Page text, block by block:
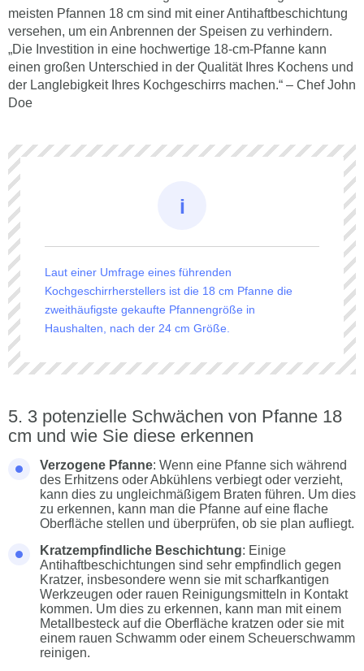
meisten Pfannen 18 cm sind mit einer Antihaftbeschichtung
versehen, um ein Anbrennen der Speisen zu verhindern.
„Die Investition in eine hochwertige 18-cm-Pfanne kann
einen großen Unterschied in der Qualität Ihres Kochens und
der Langlebigkeit Ihres Kochgeschirrs machen.“ – Chef John
Doe
Laut einer Umfrage eines führenden
Kochgeschirrherstellers ist die 18 cm Pfanne die
zweithäufigste gekaufte Pfannengröße in
Haushalten, nach der 24 cm Größe.
3 potenzielle Schwächen von Pfanne 18
cm und wie Sie diese erkennen
Verzogene Pfanne: Wenn eine Pfanne sich während
des Erhitzens oder Abkühlens verbiegt oder verzieht,
kann dies zu ungleichmäßigem Braten führen. Um dies
zu erkennen, kann man die Pfanne auf eine flache
Oberfläche stellen und überprüfen, ob sie plan aufliegt.
Kratzempfindliche Beschichtung: Einige
Antihaftbeschichtungen sind sehr empfindlich gegen
Kratzer, insbesondere wenn sie mit scharfkantigen
Werkzeugen oder rauen Reinigungsmitteln in Kontakt
kommen. Um dies zu erkennen, kann man mit einem
Metallbesteck auf die Oberfläche kratzen oder sie mit
einem rauen Schwamm oder einem Scheuerschwamm
reinigen.